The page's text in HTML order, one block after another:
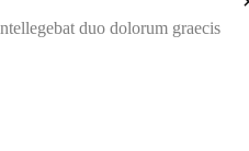
duo dolorum graecis